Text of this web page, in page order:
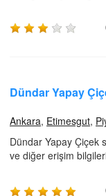
Dündar Yapay
Ankara, Etimesgut,
Dündar Yapay Çiçek
ve diğer erişim